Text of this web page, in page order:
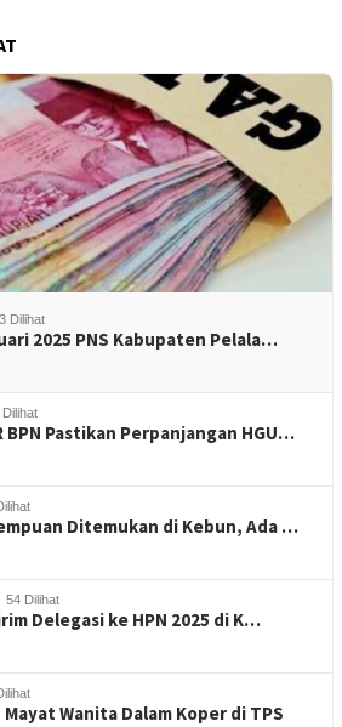
Dilihat
2025 PNS Kabupaten Pelala…
BPN Pastikan Perpanjangan HGU…
Ditemukan di Kebun, Ada …
54 Dilihat
Delegasi ke HPN 2025 di K…
Wanita Dalam Koper di TPS